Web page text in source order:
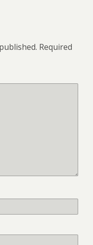
Required